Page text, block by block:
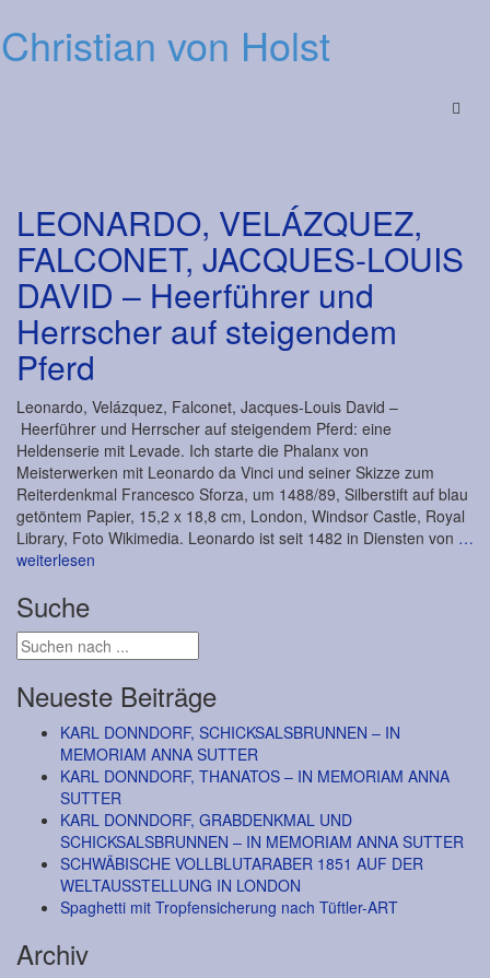
Christian von Holst
Menu
LEONARDO, VELÁZQUEZ,
FALCONET, JACQUES-LOUIS
DAVID – Heerführer und
Herrscher auf steigendem
Pferd
Leonardo, Velázquez, Falconet, Jacques-Louis David –
Heerführer und Herrscher auf steigendem Pferd: eine
Heldenserie mit Levade. Ich starte die Phalanx von
Meisterwerken mit Leonardo da Vinci und seiner Skizze zum
Reiterdenkmal Francesco Sforza, um 1488/89, Silberstift auf blau
getöntem Papier, 15,2 x 18,8 cm, London, Windsor Castle, Royal
Library, Foto Wikimedia. Leonardo ist seit 1482 in Diensten von …
weiterlesen
Suche
Neueste Beiträge
KARL DONNDORF, SCHICKSALSBRUNNEN – IN
MEMORIAM ANNA SUTTER
KARL DONNDORF, THANATOS – IN MEMORIAM ANNA
SUTTER
KARL DONNDORF, GRABDENKMAL UND
SCHICKSALSBRUNNEN – IN MEMORIAM ANNA SUTTER
SCHWÄBISCHE VOLLBLUTARABER 1851 AUF DER
WELTAUSSTELLUNG IN LONDON
Spaghetti mit Tropfensicherung nach Tüftler-ART
Archiv